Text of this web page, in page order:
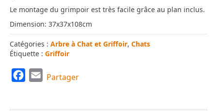
Le montage du grimpoir est très facile grâce au plan inclus.
Dimension: 37x37x108cm
Catégories : Arbre à Chat et Griffoir, Chats
Étiquette : Griffoir
Partager